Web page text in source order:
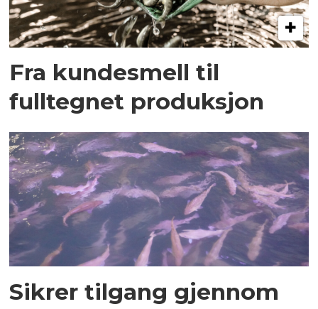
Fra kundesmell til
fulltegnet produksjon
Sikrer tilgang gjennom